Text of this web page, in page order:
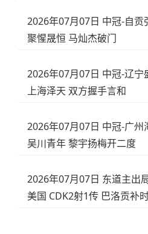
2026年07月07日 中冠-自贡
聚惺晟恒 马灿杰破门
2026年07月07日 中冠-辽宁
上海泽天 双方握手言和
2026年07月07日 中冠-广州
吴川青年 黎宇扬梅开二度
2026年07月07日 东道主出
美国 CDK2射1传 巴洛贡补